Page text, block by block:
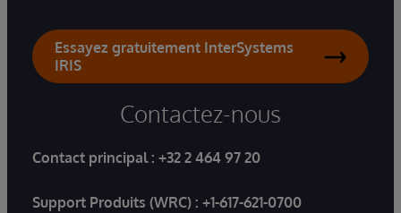
Essayez gratuitement InterSystems
IRIS
Contactez-nous
Contact principal : +32 2 464 97 20
Support Produits (WRC) : +1-617-621-0700